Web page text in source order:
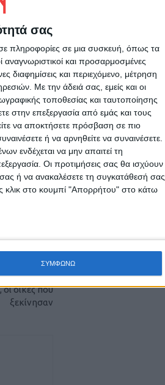
σας
πληροφορίες σε μια συσκευή, όπως τα
και προσαρμοσμένες
διαφημίσεις και περιεχόμενο, μέτρηση
Με την άδειά σας, εμείς και οι
τοποθεσίας και ταυτοποίησης
στην επεξεργασία από εμάς και τους
να αποκτήσετε πρόσβαση σε πιο
ή να αρνηθείτε να συναινέσετε.
ενδέχεται να μην απαιτεί τη
Οι προτιμήσεις σας θα ισχύουν
ή να ανακαλέσετε τη συγκατάθεσή σας
κλικ στο κουμπί "Απορρήτου" στο κάτω
ΣΥΜΦΩΝΩ
των
μία
της
δεν
ΑΡΘΡΟ
Δημόσιο το
δίκες που
ξεκίνησαν